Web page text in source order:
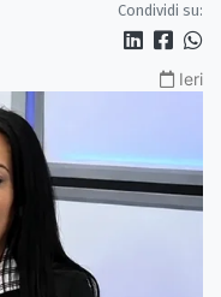
Condividi su:
Ieri